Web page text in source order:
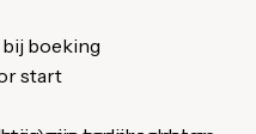
boeking
start